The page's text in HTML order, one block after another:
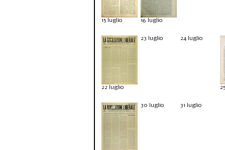
15 luglio 16 luglio
22 luglio
23 luglio 24 luglio
30 luglio 31 luglio